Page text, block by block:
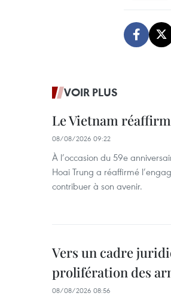
VOIR PLUS
Le Vietnam
08/08/2026 09:22
À l’occasion du 59e
Hoai Trung a réaffirmé
contribuer à son avenir.
Vers un cadre
prolifération des
08/08/2026 08:56